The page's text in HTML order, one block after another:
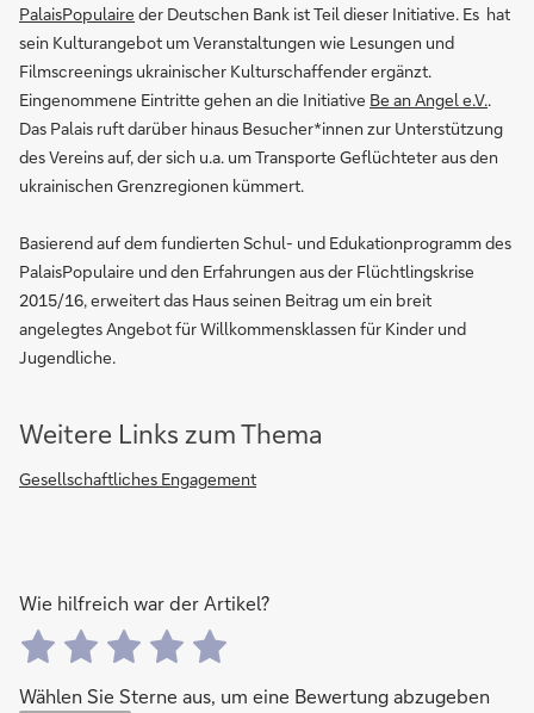
PalaisPopulaire der Deutschen Bank ist Teil dieser Initiative. Es hat
sein Kulturangebot um Veranstaltungen wie Lesungen und
Filmscreenings ukrainischer Kulturschaffender ergänzt.
Eingenommene Eintritte gehen an die Initiative Be an Angel e.V..
Das Palais ruft darüber hinaus Besucher*innen zur Unterstützung
des Vereins auf, der sich u.a. um Transporte Geflüchteter aus den
ukrainischen Grenzregionen kümmert.
Basierend auf dem fundierten Schul- und Edukationprogramm des
PalaisPopulaire und den Erfahrungen aus der Flüchtlingskrise
2015/16, erweitert das Haus seinen Beitrag um ein breit
angelegtes Angebot für Willkommensklassen für Kinder und
Jugendliche.
Weitere Links zum Thema
Gesellschaftliches Engagement
Wie hilfreich war der Artikel?
Wählen Sie Sterne aus, um eine Bewertung abzugeben